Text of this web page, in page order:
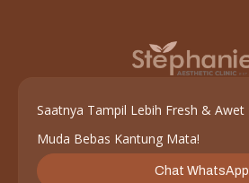
Saatnya Tampil Lebih Fresh & Awet
Muda Bebas Kantung Mata!
Chat WhatsApp